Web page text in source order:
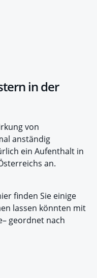
in der
von
anständig
ein Aufenthalt in
an.
finden Sie einige
lassen könnten mit
geordnet nach